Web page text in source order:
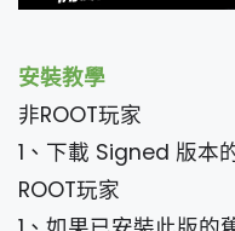
安裝教學
非ROOT玩家
1、下載 Signed 版本
ROOT玩家